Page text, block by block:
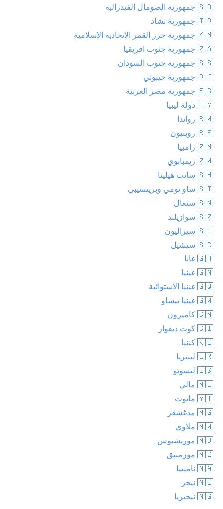
🇸🇴 جمهورية الصومال الفيدرالية
🇹🇩 جمهورية تشاد
🇰🇲 جمهورية جزر القمر الاتحادية الإسلامية
🇿🇦 جمهورية جنوب افريقيا
🇸🇸 جمهورية جنوب السودان
🇩🇯 جمهورية جيبوتي
🇪🇬 جمهورية مصر العربية
🇱🇾 دولة ليبيا
🇷🇼 رواندا
🇷🇪 روينيون
🇿🇲 زامبيا
🇿🇼 زيمبابوي
🇸🇭 سانت هيلينا
🇸🇹 ساو تومي وبرينسيبي
🇸🇳 سنغال
🇸🇿 سوازيلند
🇸🇱 سيراليون
🇸🇨 سيشيل
🇬🇭 غانا
🇬🇳 غينيا
🇬🇶 غينيا الاستوائية
🇬🇼 غينيا بيساو
🇨🇲 كاميرون
🇨🇮 كوت ديفوار
🇰🇪 كينيا
🇱🇷 ليبيريا
🇱🇸 ليسوتو
🇲🇱 مالي
🇾🇹 مايوت
🇲🇬 مدغشقر
🇲🇼 ملاوي
🇲🇺 موريشيوس
🇲🇿 موزمبيق
🇳🇦 ناميبيا
🇳🇪 نيجر
🇳🇬 نيجيريا